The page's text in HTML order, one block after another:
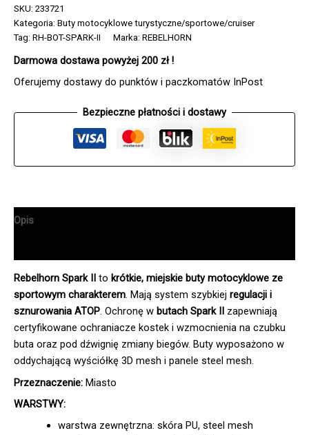
REBELHORN
SPARK
2
SKU: 233721
Kategoria: Buty motocyklowe turystyczne/sportowe/cruiser
Tag: RH-BOT-SPARK-II Marka: REBELHORN
Darmowa dostawa powyżej 200 zł !
Oferujemy dostawy do punktów i paczkomatów InPost
Bezpieczne płatności i dostawy
Opis
Rebelhorn Spark II to krótkie, miejskie buty motocyklowe ze
sportowym charakterem. Mają system szybkiej regulacji i
sznurowania ATOP. Ochronę w butach Spark II zapewniają
certyfikowane ochraniacze kostek i wzmocnienia na czubku
buta oraz pod dźwignię zmiany biegów. Buty wyposażono w
oddychającą wyściółkę 3D mesh i panele steel mesh.
Przeznaczenie: Miasto
WARSTWY:
warstwa zewnętrzna: skóra PU, steel mesh